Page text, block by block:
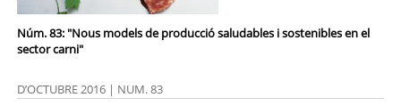
Núm. 83: "Nous models de producció saludables i sostenibles en el
sector carni"
D’OCTUBRE 2016 | NUM. 83